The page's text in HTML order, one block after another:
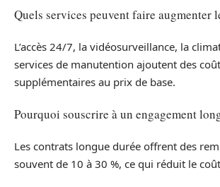
Quels services peuvent faire augmenter
L’accès 24/7, la vidéosurveillance, la
services de manutention ajoutent des
supplémentaires au prix de base.
Pourquoi souscrire à un engagement
Les contrats longue durée offrent des
souvent de 10 à 30 %, ce qui réduit le